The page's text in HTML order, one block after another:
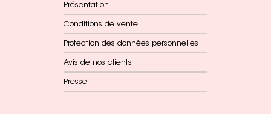
Présentation
Conditions de vente
Protection des données personnelles
Avis de nos clients
Presse